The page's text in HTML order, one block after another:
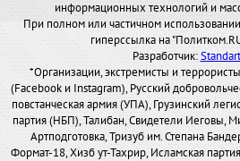
информационных технологий и
При полном или частичном
гиперссылка на
Разработчик:
*Организации, экстремисты и
(Facebook и Instagram), Русский
повстанческая армия (УПА), Грузинский
партия (НБП), Талибан, Свидетели Иеговы,
Артподготовка, Тризуб им. Степана
Формат-18, Хизб ут-Тахрир, Исламская